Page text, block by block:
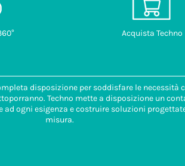
Acquista Techno
disposizione per soddisfare le necessità
Techno mette a disposizione un
ad ogni esigenza e costruire soluzioni
misura.